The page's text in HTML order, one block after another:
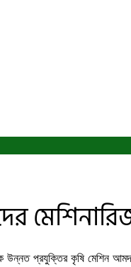
উন্নত প্রযুক্তির কৃষি মেশিন